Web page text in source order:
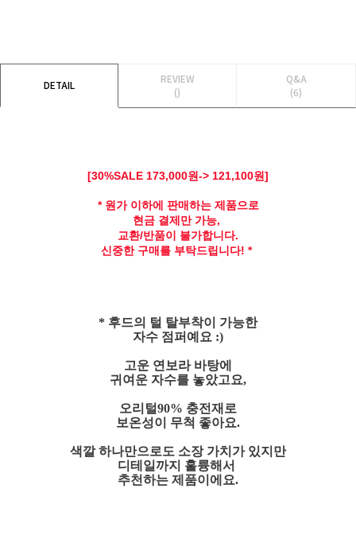
DETAIL
REVIEW
()
Q&A
(6)
[30%SALE 173,000원-> 121,100원]
* 원가 이하에 판매하는 제품으로
현금 결제만 가능,
교환/반품이 불가합니다.
신중한 구매를 부탁드립니다! *
* 후드의 털 탈부착이 가능한
자수 점퍼예요 :)
고운 연보라 바탕에
귀여운 자수를 놓았고요,
오리털90% 충전재로
보온성이 무척 좋아요.
색깔 하나만으로도 소장 가치가 있지만
디테일까지 훌륭해서
추천하는 제품이에요.